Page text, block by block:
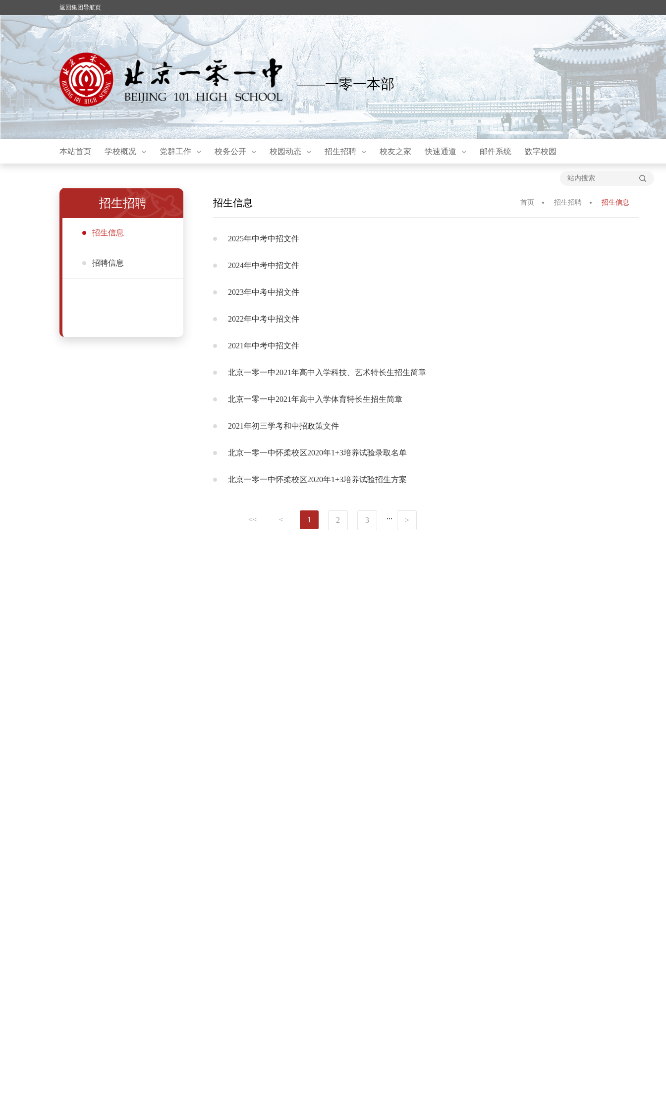
返回集团导航页
——一零一本部
本站首页 学校概况 党群工作 校务公开 校园动态 招生招聘 校友之家 快速通道 邮件系统 数字校园
招生招聘
招生信息
招聘信息
招生信息 首页 招生招聘 招生信息
2025年中考中招文件
2024年中考中招文件
2023年中考中招文件
2022年中考中招文件
2021年中考中招文件
北京一零一中2021年高中入学科技、艺术特长生招生简章
北京一零一中2021年高中入学体育特长生招生简章
2021年初三学考和中招政策文件
北京一零一中怀柔校区2020年1+3培养试验录取名单
北京一零一中怀柔校区2020年1+3培养试验招生方案
<< < 1 2 3 ... >